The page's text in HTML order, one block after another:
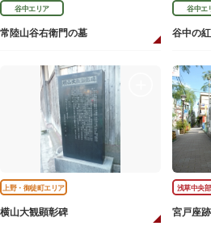
谷中エリア
常陸山谷右衛門の墓
谷中エ
谷中の
上野・御徒町エリア
横山大観顕彰碑
浅草中央
宮戸座